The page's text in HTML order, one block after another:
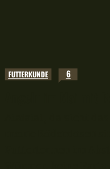
FUTTERKUNDE 6